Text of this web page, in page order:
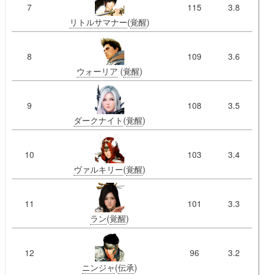
7
リトルサマナー(覚醒)
115 3.8
8
ウォーリア (覚醒)
109 3.6
9
ダークナイト (覚醒)
108 3.5
10
ヴァルキリー(覚醒)
103 3.4
11
ラン(覚醒)
101 3.3
12
ニンジャ(伝承)
96 3.2